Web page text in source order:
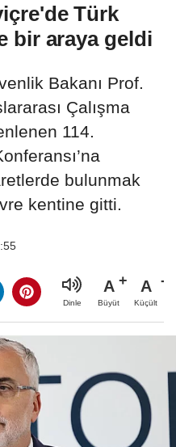
Türk
bir araya geldi
Bakanı Prof.
Çalışma
114.
bulunmak
kentine gitti.
Dinle
A
Büyüt
A
Küçült